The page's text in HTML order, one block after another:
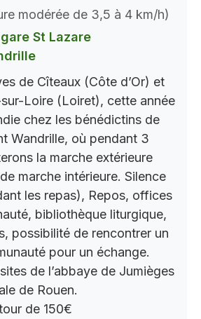
modérée de 3,5 à 4 km/h)
St Lazare
de Cîteaux (Côte d’Or) et
Loire (Loiret), cette année
chez les bénédictins de
Wandrille, où pendant 3
la marche extérieure
marche intérieure. Silence
les repas), Repos, offices
bibliothèque liturgique,
possibilité de rencontrer un
pour un échange.
de l’abbaye de Jumièges
de Rouen.
de 150€